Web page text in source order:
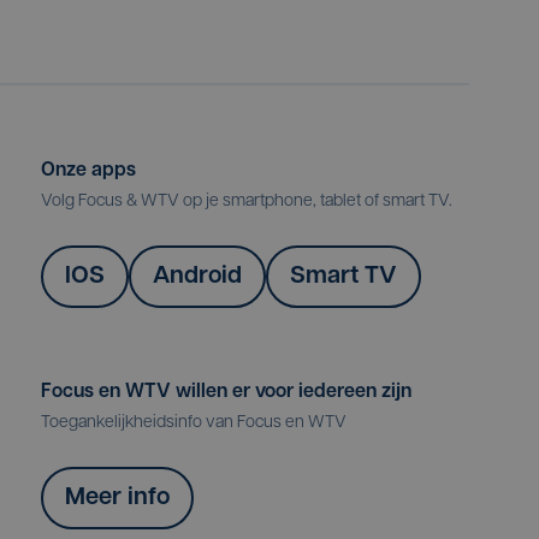
Onze apps
Volg Focus & WTV op je smartphone, tablet of smart TV.
IOS Android Smart TV
Focus en WTV willen er voor iedereen zijn
Toegankelijkheidsinfo van Focus en WTV
Meer info